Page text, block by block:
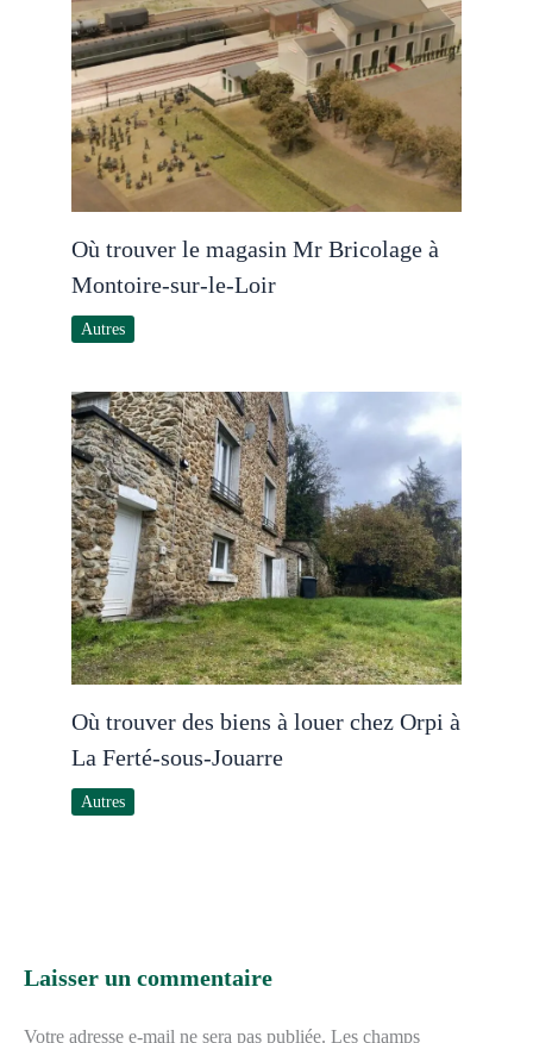
Où trouver le magasin Mr Bricolage à
Montoire-sur-le-Loir
Autres
Où trouver des biens à louer chez Orpi à
La Ferté-sous-Jouarre
Autres
Laisser un commentaire
Votre adresse e-mail ne sera pas publiée. Les champs